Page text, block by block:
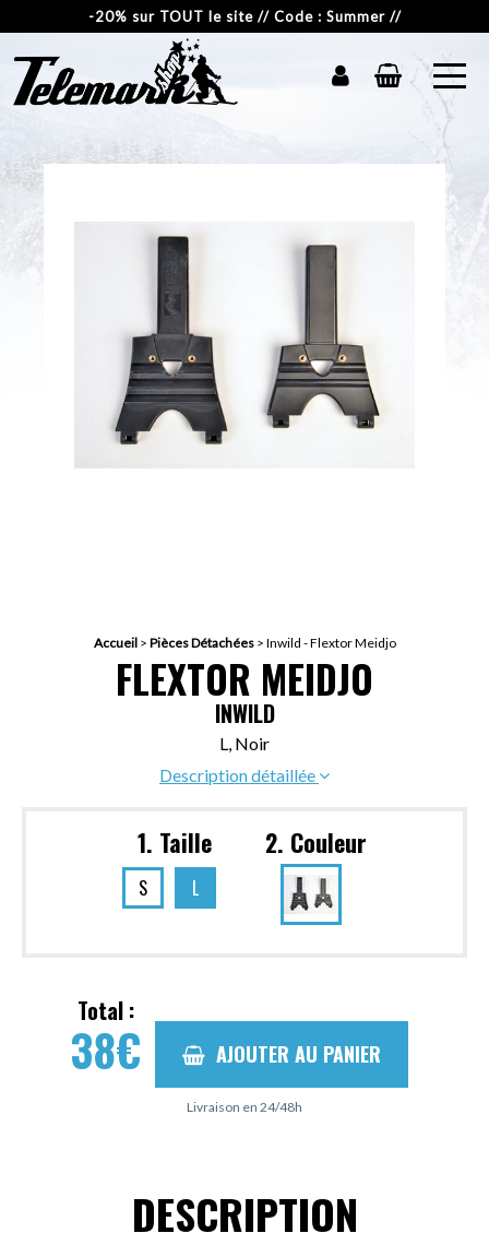
-20% sur TOUT le site // Code : Summer //
Accueil> Pièces Détachées> Inwild - Flextor Meidjo
FLEXTOR MEIDJO
INWILD
L, Noir
Description détaillée
1. Taille
S L
2. Couleur
Total :
38€ AJOUTER AU PANIER
Livraison en 24/48h
DESCRIPTION